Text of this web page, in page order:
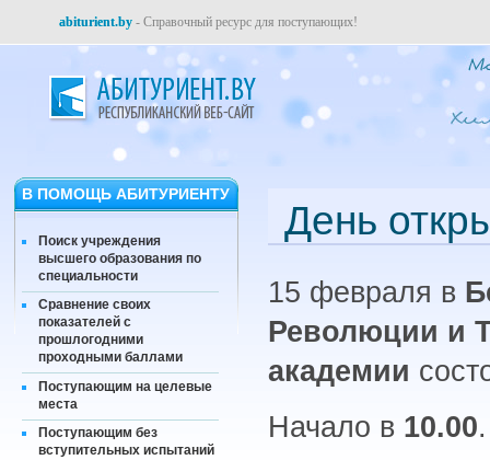
abiturient.by - Справочный ресурс для поступающих!
В ПОМОЩЬ АБИТУРИЕНТУ
Поиск учреждения
высшего образования по
специальности
Сравнение своих
показателей с
прошлогодними
проходными баллами
Поступающим на целевые
места
Поступающим без
вступительных испытаний
День
15 февраля в
Революции и
академии
Начало в 10.00.